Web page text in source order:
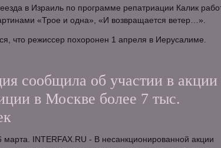
в Израиль по программе репатриации Калик
«Трое и одна», «И возвращается ветер…».
что режиссер похоронен 1 апреля в Иерусалиме.
сообщила об участии в акции
в Москве более 7 тыс.
марта. INTERFAX.RU - В несанкционированной акции